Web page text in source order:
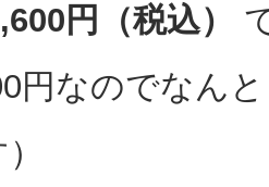
円（税込）
円なのでなん